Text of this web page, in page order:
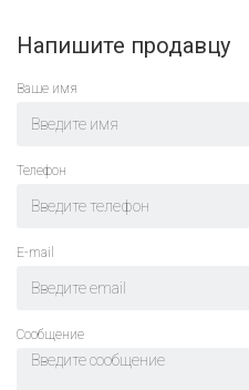
Напишите продавцу
Ваше имя
Телефон
E-mail
Cообщение